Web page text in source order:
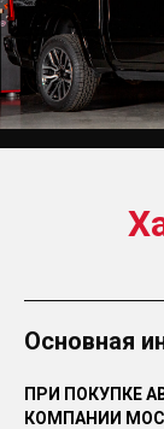
Основная
ПРИ ПОКУПКЕ
КОМПАНИИ